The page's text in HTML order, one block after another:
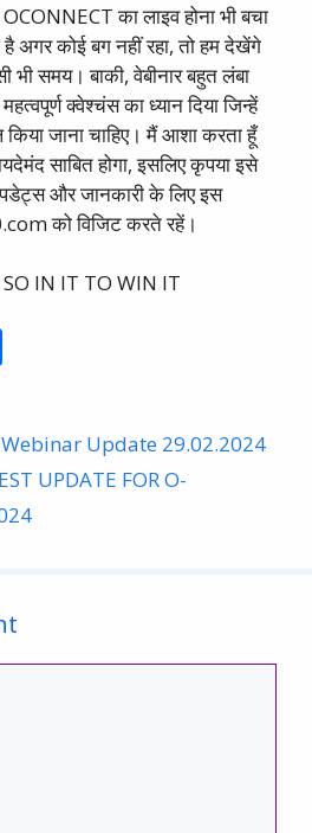
का लाइव होना भी बचा
अगर कोई बग नहीं रहा, तो हम देखेंगे
भी समय। बाकी, वेबीनार बहुत लंबा
क्वेश्चंस का ध्यान दिया जिन्हें
जाना चाहिए। मैं आशा करता हूँ
साबित होगा, इसलिए कृपया इसे
और जानकारी के लिए इस
को विजिट करते रहें।
IN IT TO WIN IT
eWebinar Update 29.02.2024
UPDATE FOR O-